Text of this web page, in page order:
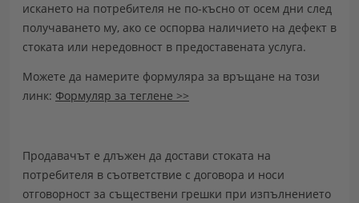
искането на потребителя не по-късно от осем дни след
получаването му, ако се оспорва наличието на дефект в
стоката или нередовност в предоставената услуга.
Можете да намерите формуляра за връщане на този
линк: Формуляр за теглене >>
Продавачът е длъжен да достави стоката на
потребителя в съответствие с договора и носи
отговорност за съществени грешки при изпълнението